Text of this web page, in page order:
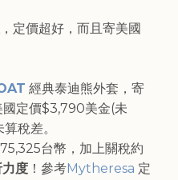
，定價超好，而且寄美國
經典泰迪熊外套，寄
定價$3,790美金(未
算稅差。
台幣，加上關稅約
度 ！參考Mytheresa 定